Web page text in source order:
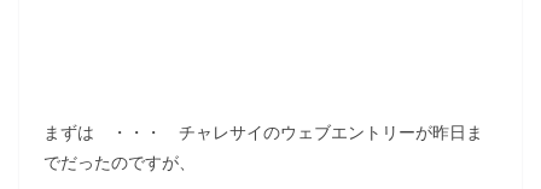
まずは ・・・ チャレサイのウェブエントリーが昨日ま
でだったのですが、